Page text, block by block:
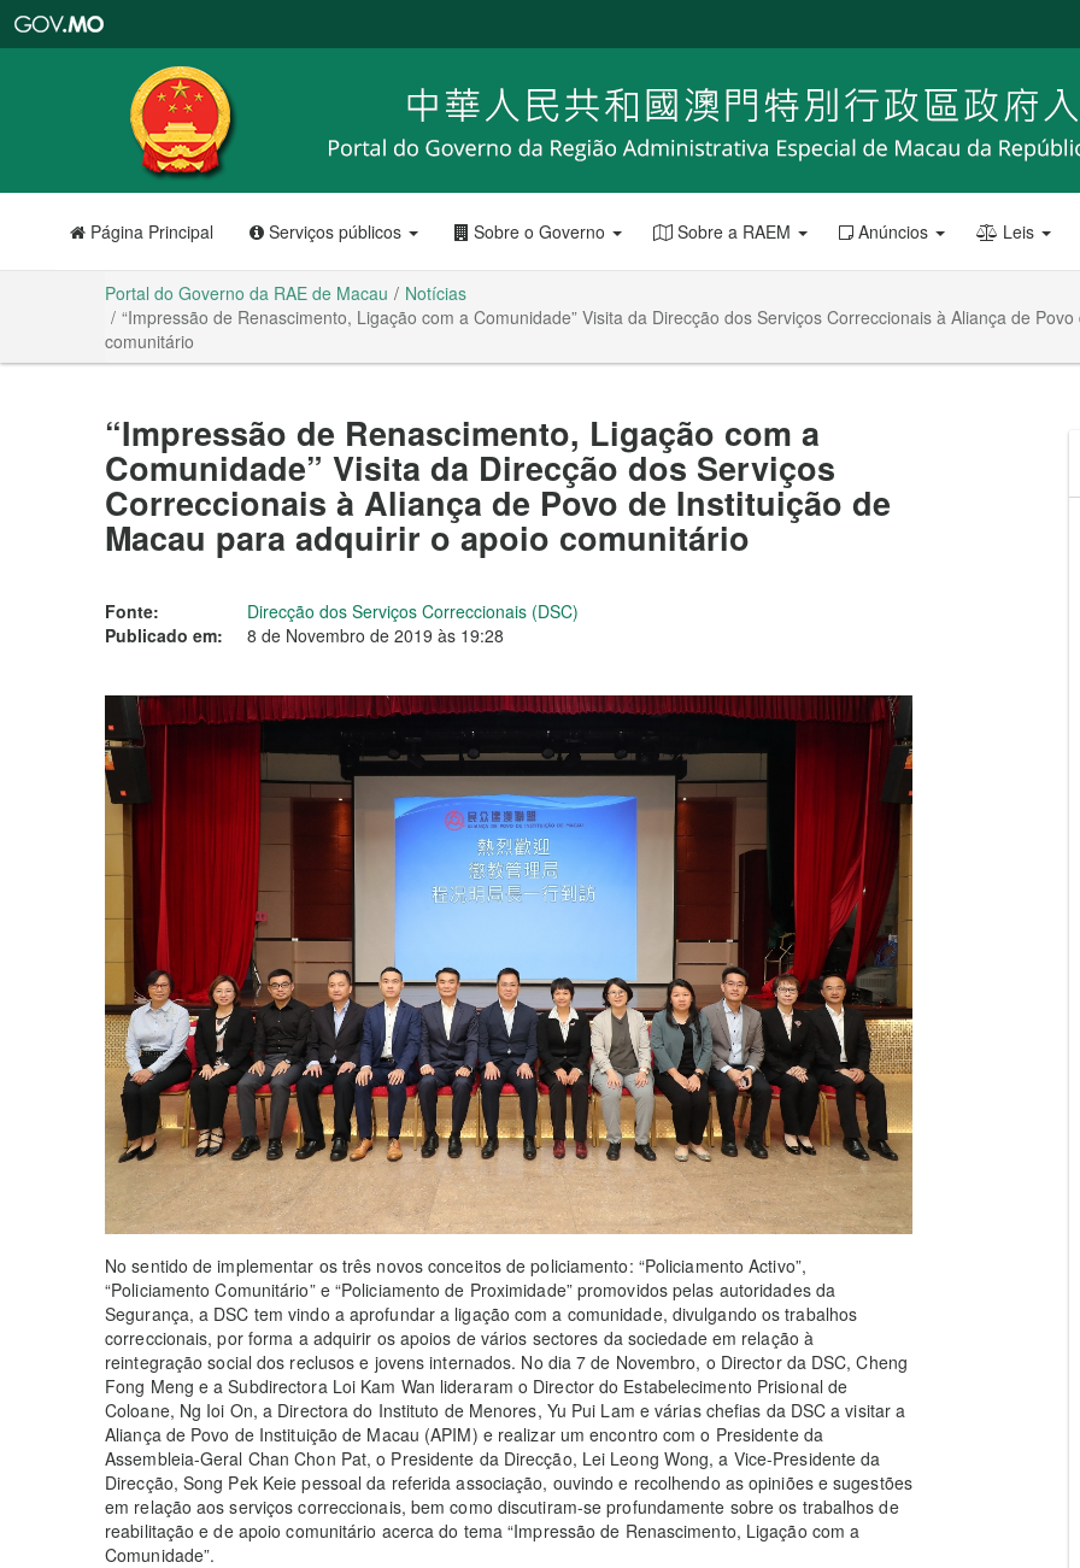
RAE
de
Macau
Página Principal Serviços públicos Sobre o Governo Sobre a RAEM Anúncios Leis
Portal do Governo da RAE de Macau
Notícias
“Impressão de Renascimento, Ligação com a Comunidade” Visita da Direcção dos Serviços Correccionais à Aliança de
comunitário
“Impressão de Renascimento, Ligação com a
Comunidade” Visita da Direcção dos Serviços
Correccionais à Aliança de Povo de Instituição de
Macau para adquirir o apoio comunitário
Fonte:
Direcção dos Serviços Correccionais (DSC)
Publicado em:
8 de Novembro de 2019 às 19:28
No sentido de implementar os três novos conceitos de policiamento: “Policiamento Activo”,
“Policiamento Comunitário” e “Policiamento de Proximidade” promovidos pelas autoridades da
Segurança, a DSC tem vindo a aprofundar a ligação com a comunidade, divulgando os trabalhos
correccionais, por forma a adquirir os apoios de vários sectores da sociedade em relação à
reintegração social dos reclusos e jovens internados. No dia 7 de Novembro, o Director da DSC, Cheng
Fong Meng e a Subdirectora Loi Kam Wan lideraram o Director do Estabelecimento Prisional de
Coloane, Ng Ioi On, a Directora do Instituto de Menores, Yu Pui Lam e várias chefias da DSC a visitar a
Aliança de Povo de Instituição de Macau (APIM) e realizar um encontro com o Presidente da
Assembleia-Geral Chan Chon Pat, o Presidente da Direcção, Lei Leong Wong, a Vice-Presidente da
Direcção, Song Pek Keie pessoal da referida associação, ouvindo e recolhendo as opiniões e sugestões
em relação aos serviços correccionais, bem como discutiram-se profundamente sobre os trabalhos de
reabilitação e de apoio comunitário acerca do tema “Impressão de Renascimento, Ligação com a
Comunidade”.